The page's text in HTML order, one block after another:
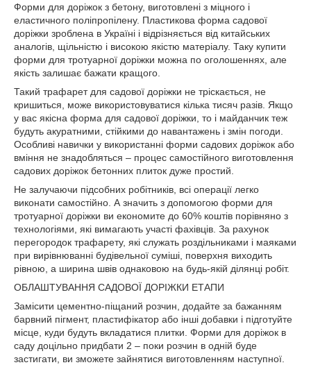
Форми для доріжок з бетону, виготовлені з міцного і
еластичного поліпропілену. Пластикова форма садової
доріжки зроблена в Україні і відрізняється від китайських
аналогів, щільністю і високою якістю матеріалу. Таку купити
форми для тротуарної доріжки можна по оголошеннях, але
якість залишає бажати кращого.
Такий трафарет для садової доріжки не тріскається, не
кришиться, може використовуватися кілька тисяч разів. Якщо
у вас якісна форма для садової доріжки, то і майданчик теж
будуть акуратними, стійкими до навантажень і змін погоди.
Особливі навички у використанні форми садових доріжок або
вміння не знадобляться – процес самостійного виготовлення
садових доріжок бетонних плиток дуже простий.
Не залучаючи підсобних робітників, всі операції легко
виконати самостійно. А значить з допомогою форми для
тротуарної доріжки ви економите до 60% коштів порівняно з
технологіями, які вимагають участі фахівців. За рахунок
перегородок трафарету, які служать роздільниками і маяками
при вирівнюванні будівельної суміші, поверхня виходить
рівною, а ширина швів однаковою на будь-якій ділянці робіт.
ОБЛАШТУВАННЯ САДОВОЇ ДОРІЖКИ ЕТАПИ
Замісити цементно-піщаний розчин, додайте за бажанням
барвний пігмент, пластифікатор або інші добавки і підготуйте
місце, куди будуть вкладатися плитки. Форми для доріжок в
саду доцільно придбати 2 – поки розчин в одній буде
застигати, ви зможете зайнятися виготовленням наступної.